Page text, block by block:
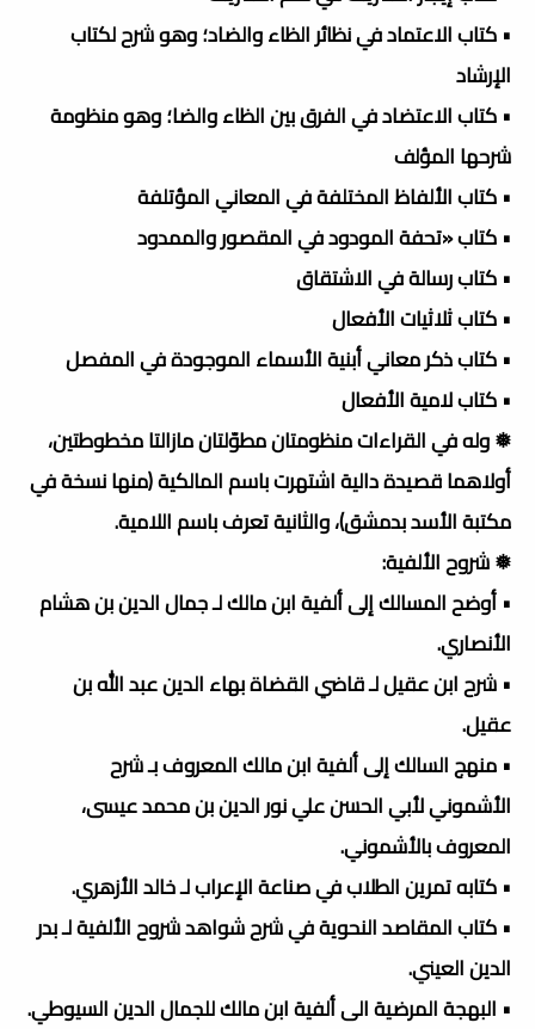
• كتاب الاعتماد في نظائر الظاء والضاد؛ وهو شرح لكتاب
الإرشاد
• كتاب الاعتضاد في الفرق بين الظاء والضا؛ وهو منظومة
شرحها المؤلف
• كتاب الألفاظ المختلفة في المعاني المؤتلفة
• كتاب «تحفة المودود في المقصور والممدود
• كتاب رسالة في الاشتقاق
• كتاب ثلاثيات الأفعال
• كتاب ذكر معاني أبنية الأسماء الموجودة في المفصل
• كتاب لامية الأفعال
❅ وله في القراءات منظومتان مطوّلتان مازالتا مخطوطتين،
أولاهما قصيدة دالية اشتهرت باسم المالكية (منها نسخة في
مكتبة الأسد بدمشق)، والثانية تعرف باسم اللامية.
❅ شروح الألفية:
• أوضح المسالك إلى ألفية ابن مالك لـ جمال الدين بن هشام
الأنصاري.
• شرح ابن عقيل لـ قاضي القضاة بهاء الدين عبد الله بن
عقيل.
• منهج السالك إلى ألفية ابن مالك المعروف بـ شرح
الأشموني لأبي الحسن علي نور الدين بن محمد عيسى،
المعروف بالأشموني.
• كتابه تمرين الطلاب في صناعة الإعراب لـ خالد الأزهري.
• كتاب المقاصد النحوية في شرح شواهد شروح الألفية لـ بدر
الدين العيني.
• البهجة المرضية الی ألفیة ابن مالك للجمال الدین السیوطي.